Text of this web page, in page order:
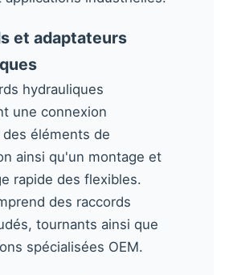
et adaptateurs
hydrauliques
une connexion
éléments de
ainsi qu'un montage et
rapide des flexibles.
des raccords
tournants ainsi que
spécialisées OEM.